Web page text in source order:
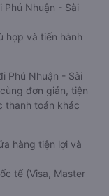
Nhuận - Sài
hợp và tiến hành
Phú Nhuận - Sài
đơn giản, tiện
thanh toán khác
hàng tiện lợi và
tế (Visa, Master